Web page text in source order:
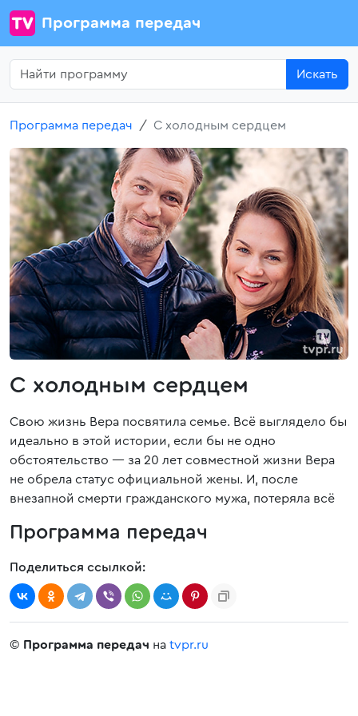
Программа передач
Искать
Программа передач С холодным сердцем
С холодным сердцем
Свою жизнь Вера посвятила семье. Всё выглядело бы
идеально в этой истории, если бы не одно
обстоятельство — за 20 лет совместной жизни Вера
не обрела статус официальной жены. И, после
внезапной смерти гражданского мужа, потеряла всё
Программа передач
Поделиться ссылкой:
© Программа передач на tvpr.ru